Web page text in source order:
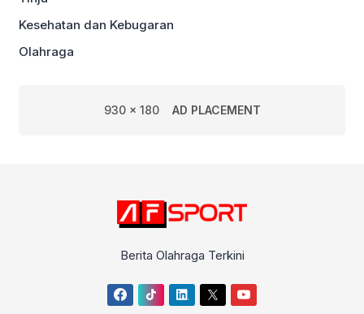
Kesehatan dan Kebugaran
Olahraga
930 x 180 AD PLACEMENT
Berita Olahraga Terkini